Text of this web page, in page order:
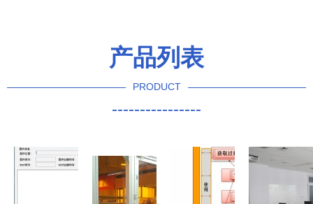
产品列表
PRODUCT
----------------